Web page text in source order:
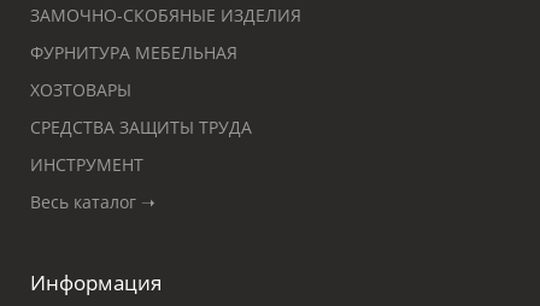
ЗАМОЧНО-СКОБЯНЫЕ ИЗДЕЛИЯ
ФУРНИТУРА МЕБЕЛЬНАЯ
ХОЗТОВАРЫ
СРЕДСТВА ЗАЩИТЫ ТРУДА
ИНСТРУМЕНТ
Весь каталог ➝
Информация